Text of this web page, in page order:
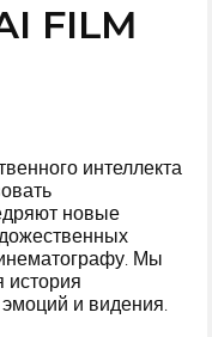
FILM
интеллекта
новые
Мы
история
эмоций и видения.